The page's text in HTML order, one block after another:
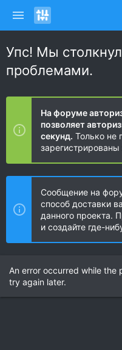
Упс! Мы
проблемами.
На форуме
позволяет
секунд. Только не
зарегистрированы
Сообщение на
способ доставки
данного проекта.
и создайте где-
An error occurred while the
try again later.